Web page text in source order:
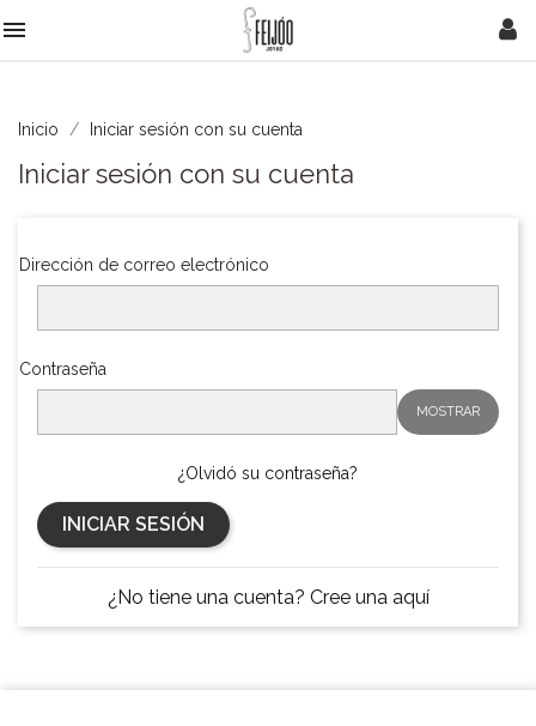

Inicio Iniciar sesión con su cuenta
Iniciar sesión con su cuenta
Dirección de correo electrónico
Contraseña
MOSTRAR
¿Olvidó su contraseña?
INICIAR SESIÓN
¿No tiene una cuenta? Cree una aquí